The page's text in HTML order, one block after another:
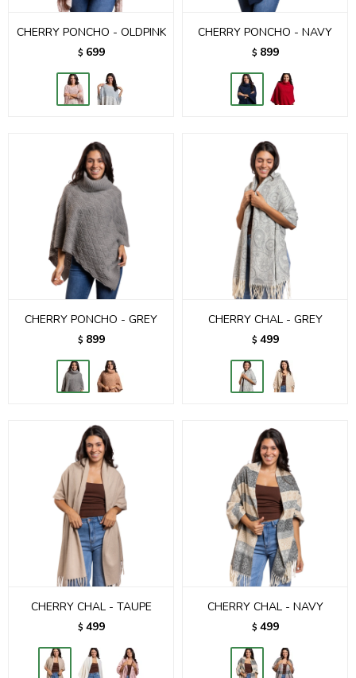
CHERRY PONCHO - OLDPINK
$ 699
CHERRY PONCHO - NAVY
$ 899
CHERRY PONCHO - GREY
$ 899
CHERRY CHAL - GREY
$ 499
CHERRY CHAL - TAUPE
$ 499
CHERRY CHAL - NAVY
$ 499